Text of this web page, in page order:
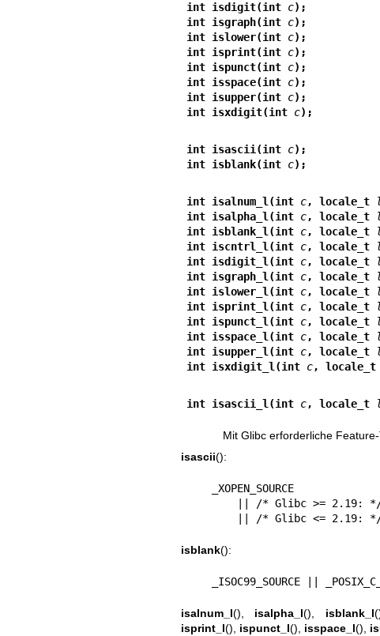
int isdigit(int c);
int isgraph(int c);
int islower(int c);
int isprint(int c);
int ispunct(int c);
int isspace(int c);
int isupper(int c);
int isxdigit(int c);
int isascii(int c);
int isblank(int c);
int isalnum_l(int c, locale_t
int isalpha_l(int c, locale_t
int isblank_l(int c, locale_t
int iscntrl_l(int c, locale_t
int isdigit_l(int c, locale_t
int isgraph_l(int c, locale_t
int islower_l(int c, locale_t
int isprint_l(int c, locale_t
int ispunct_l(int c, locale_t
int isspace_l(int c, locale_t
int isupper_l(int c, locale_t
int isxdigit_l(int c, locale_t
int isascii_l(int c, locale_t
Mit Glibc erforderliche
isascii():
|| /* Glibc <=
isblank():
_ISOC99_SOURCE ||
isalnum_l(), isalpha_l(), isblank_l
isprint_l(), ispunct_l(), isspace_l(),